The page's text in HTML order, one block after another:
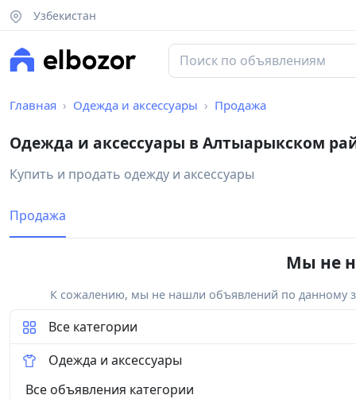
Узбекистан
Главная Одежда и аксессуары Продажа
Одежда и аксессуары в Алтыарыкском
Купить и продать одежду и аксессуары
Продажа
Мы не
К сожалению, мы не нашли объявлений по данному
Все категории
Одежда и аксессуары
Все объявления категории